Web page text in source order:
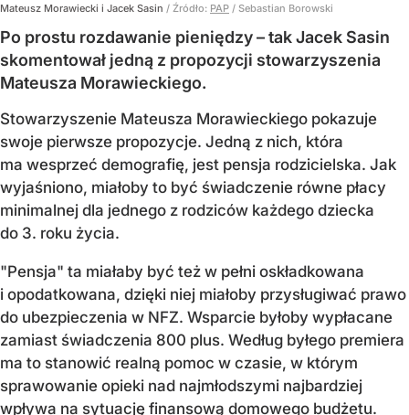
Mateusz Morawiecki i Jacek Sasin / Źródło: PAP / Sebastian Borowski
Po prostu rozdawanie pieniędzy – tak Jacek Sasin
skomentował jedną z propozycji stowarzyszenia
Mateusza Morawieckiego.
Stowarzyszenie Mateusza Morawieckiego pokazuje
swoje pierwsze propozycje. Jedną z nich, która
ma wesprzeć demografię, jest pensja rodzicielska. Jak
wyjaśniono, miałoby to być świadczenie równe płacy
minimalnej dla jednego z rodziców każdego dziecka
do 3. roku życia.
"Pensja" ta miałaby być też w pełni oskładkowana
i opodatkowana, dzięki niej miałoby przysługiwać prawo
do ubezpieczenia w NFZ. Wsparcie byłoby wypłacane
zamiast świadczenia 800 plus. Według byłego premiera
ma to stanowić realną pomoc w czasie, w którym
sprawowanie opieki nad najmłodszymi najbardziej
wpływa na sytuację finansową domowego budżetu.